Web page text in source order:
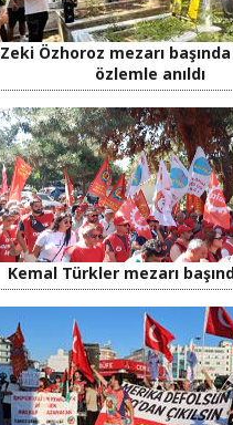
Zeki Özhoroz mezarı
özlemle anıldı
Kemal Türkler mezarı